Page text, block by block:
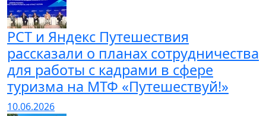
РСТ и Яндекс Путешествия
рассказали о планах сотрудничества
для работы с кадрами в сфере
туризма на МТФ «Путешествуй!»
10.06.2026